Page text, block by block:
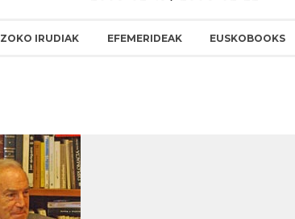
IRUDIAK EFEMERIDEAK EUSKOBOOKS